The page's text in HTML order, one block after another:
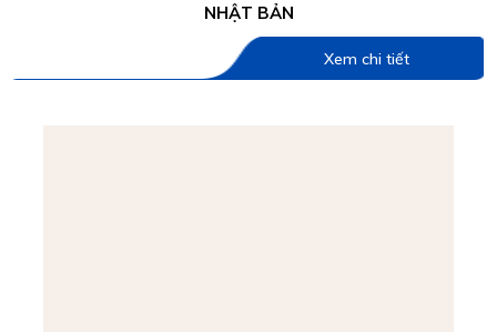
NHẬT BẢN
Xem chi tiết